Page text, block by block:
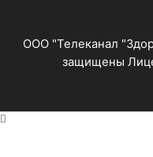
ООО "Телеканал
защищены